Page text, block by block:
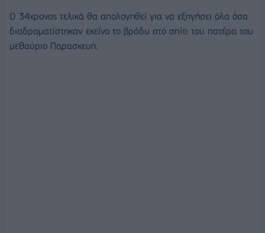
Ο 34χρονος τελικά θα απολογηθεί για να εξηγήσει όλα όσα
διαδραματίστηκαν εκείνο το βράδυ στο σπίτι του πατέρα του
μεθαύριο Παρασκευή.